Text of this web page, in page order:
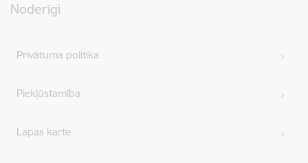
Noderīgi
Privātuma politika
Piekļūstamība
Lapas karte